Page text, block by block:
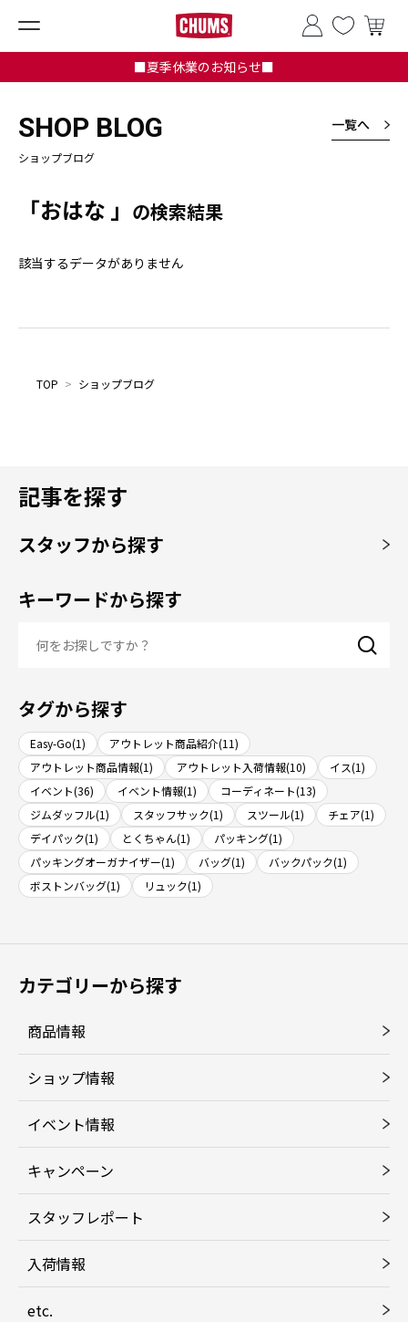
■夏季休業のお知らせ■
SHOP BLOG
ショップブログ
一覧へ
「おはな 」 の検索結果
該当するデータがありません
TOP > ショップブログ
記事を探す
スタッフから探す
キーワードから探す
タグから探す
Easy-Go(1)
アウトレット商品紹介(11)
アウトレット商品情報(1)
アウトレット入荷情報(10)
イス(1)
イベント(36)
イベント情報(1)
コーディネート(13)
ジムダッフル(1)
スタッフサック(1) スツール(1)
チェア(1)
デイパック(1)
とくちゃん(1)
パッキング(1)
パッキングオーガナイザー(1)
バッグ(1)
バックパック(1)
ボストンバッグ(1)
リュック(1)
カテゴリーから探す
商品情報
ショップ情報
イベント情報
キャンペーン
スタッフレポート
入荷情報
etc.